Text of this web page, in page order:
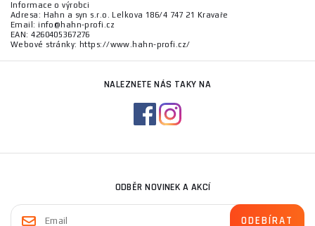
Informace o výrobci
Adresa: Hahn a syn s.r.o. Lelkova 186/4 747 21 Kravaře
Email: info@hahn-profi.cz
EAN: 4260405367276
Webové stránky: https://www.hahn-profi.cz/
NALEZNETE NÁS TAKY NA
ODBĚR NOVINEK A AKCÍ